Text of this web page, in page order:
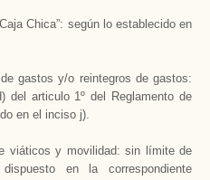
Chica”: según lo establecido en
gastos y/o reintegros de gastos:
articulo 1º del Reglamento de
en el inciso j).
y movilidad: sin límite de
en la correspondiente